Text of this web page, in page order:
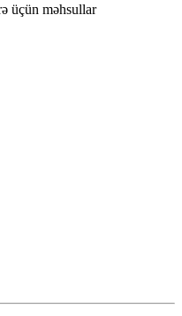
üçün məhsullar